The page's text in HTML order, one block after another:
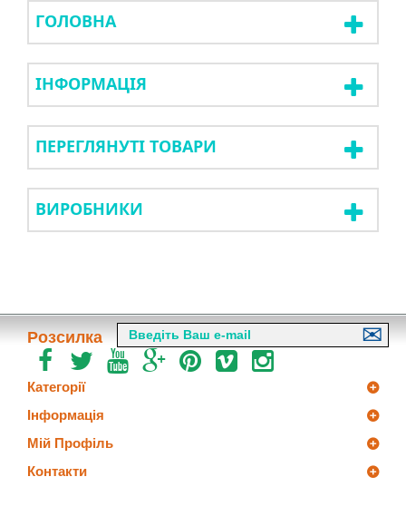
ГОЛОВНА
ІНФОРМАЦІЯ
ПЕРЕГЛЯНУТІ ТОВАРИ
ВИРОБНИКИ
Розсилка
Категорії
Інформація
Мій Профіль
Контакти